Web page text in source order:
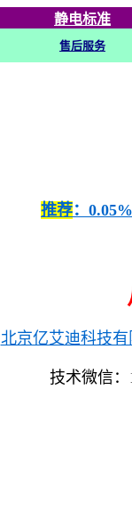
静电标准
售后服务
推荐：
北京亿艾迪科技有
技术微信